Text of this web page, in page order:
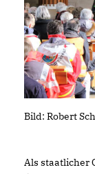
Bild: Robert
Als staatlicher